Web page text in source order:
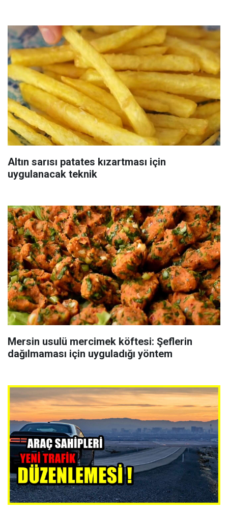
Altın sarısı patates kızartması için
uygulanacak teknik
Mersin usulü mercimek köftesi: Şeflerin
dağılmaması için uyguladığı yöntem